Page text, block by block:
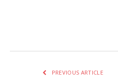
PREVIOUS ARTICLE